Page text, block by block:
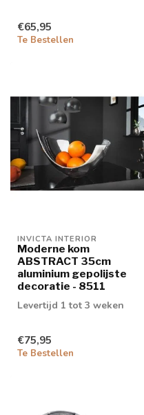
€65,95
Te Bestellen
INVICTA INTERIOR
Moderne kom
ABSTRACT 35cm
aluminium gepolijste
decoratie - 8511
Levertijd 1 tot 3 weken
€75,95
Te Bestellen